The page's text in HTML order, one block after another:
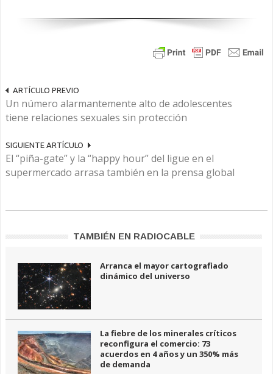
ARTÍCULO PREVIO
Un número alarmantemente alto de adolescentes
tiene relaciones sexuales sin protección
SIGUIENTE ARTÍCULO
El “piña-gate” y la “happy hour” del ligue en el
supermercado arrasa también en la prensa global
TAMBIÉN EN RADIOCABLE
Arranca el mayor cartografiado
dinámico del universo
La fiebre de los minerales críticos
reconfigura el comercio: 73
acuerdos en 4 años y un 350% más
de demanda